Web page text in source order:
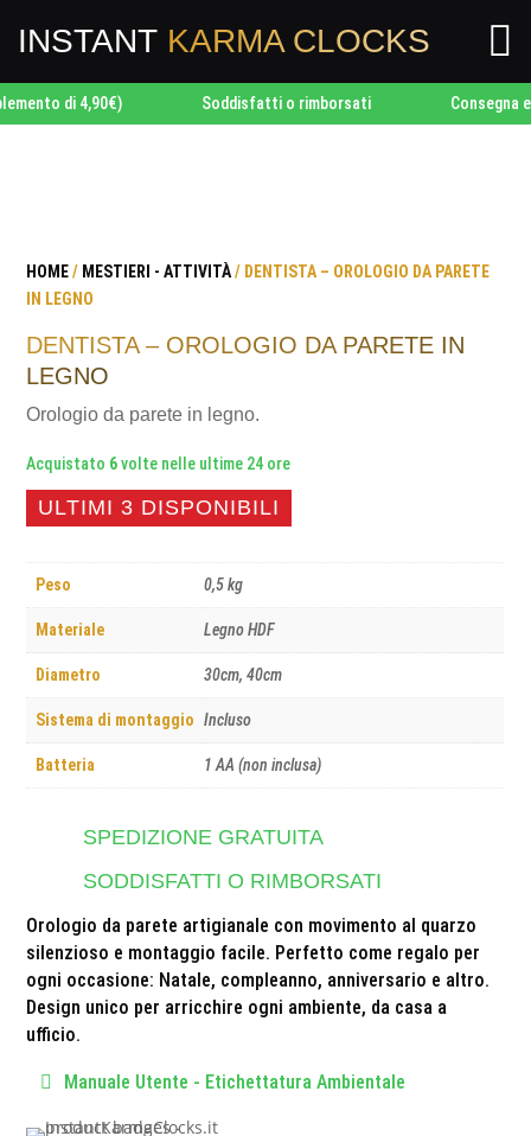
INSTANT KARMA CLOCKS 
di 4,90€) Soddisfatti o rimborsati Consegna
HOME/ MESTIERI - ATTIVITÀ/ DENTISTA – OROLOGIO DA PARETE
IN LEGNO
DENTISTA – OROLOGIO DA PARETE IN
LEGNO
Orologio da parete in legno.
Acquistato 6volte nelle ultime 24 ore
ULTIMI 3 DISPONIBILI
Peso 0,5 kg
Materiale Legno HDF
Diametro 30cm, 40cm
Sistema di montaggio Incluso
Batteria 1 AA (non inclusa)
SPEDIZIONE GRATUITA
SODDISFATTI O RIMBORSATI
Orologio da parete artigianale con movimento al quarzo
silenzioso e montaggio facile. Perfetto come regalo per
ogni occasione: Natale, compleanno, anniversario e altro.
Design unico per arricchire ogni ambiente, da casa a
ufficio.
Manuale Utente - Etichettatura Ambientale